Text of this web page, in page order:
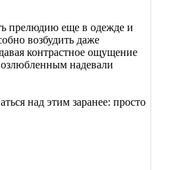
прелюдию еще в одежде и
возбудить даже
контрастное ощущение
надевали
над этим заранее: просто